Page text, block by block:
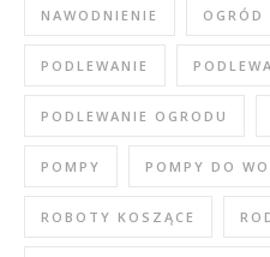
NAWODNIENIE OGRÓD
PODLEWANIE
PODLEWANIE OGRODU
POMPY POMPY DO
ROBOTY KOSZĄCE